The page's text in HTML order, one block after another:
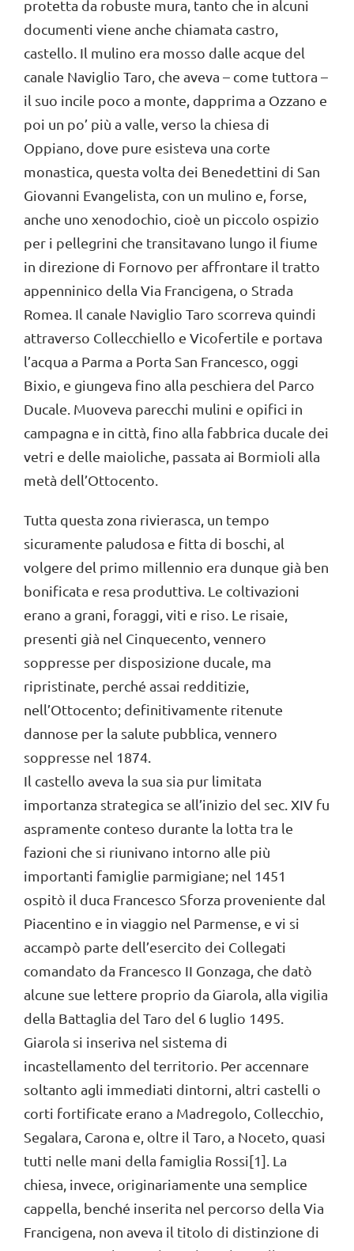
protetta da robuste mura, tanto che in alcuni
documenti viene anche chiamata castro,
castello. Il mulino era mosso dalle acque del
canale Naviglio Taro, che aveva – come tuttora –
il suo incile poco a monte, dapprima a Ozzano e
poi un po’ più a valle, verso la chiesa di
Oppiano, dove pure esisteva una corte
monastica, questa volta dei Benedettini di San
Giovanni Evangelista, con un mulino e, forse,
anche uno xenodochio, cioè un piccolo ospizio
per i pellegrini che transitavano lungo il fiume
in direzione di Fornovo per affrontare il tratto
appenninico della Via Francigena, o Strada
Romea. Il canale Naviglio Taro scorreva quindi
attraverso Collecchiello e Vicofertile e portava
l’acqua a Parma a Porta San Francesco, oggi
Bixio, e giungeva fino alla peschiera del Parco
Ducale. Muoveva parecchi mulini e opifici in
campagna e in città, fino alla fabbrica ducale dei
vetri e delle maioliche, passata ai Bormioli alla
metà dell’Ottocento.
Tutta questa zona rivierasca, un tempo
sicuramente paludosa e fitta di boschi, al
volgere del primo millennio era dunque già ben
bonificata e resa produttiva. Le coltivazioni
erano a grani, foraggi, viti e riso. Le risaie,
presenti già nel Cinquecento, vennero
soppresse per disposizione ducale, ma
ripristinate, perché assai redditizie,
nell’Ottocento; definitivamente ritenute
dannose per la salute pubblica, vennero
soppresse nel 1874.
Il castello aveva la sua sia pur limitata
importanza strategica se all’inizio del sec. XIV fu
aspramente conteso durante la lotta tra le
fazioni che si riunivano intorno alle più
importanti famiglie parmigiane; nel 1451
ospitò il duca Francesco Sforza proveniente dal
Piacentino e in viaggio nel Parmense, e vi si
accampò parte dell’esercito dei Collegati
comandato da Francesco II Gonzaga, che datò
alcune sue lettere proprio da Giarola, alla vigilia
della Battaglia del Taro del 6 luglio 1495.
Giarola si inseriva nel sistema di
incastellamento del territorio. Per accennare
soltanto agli immediati dintorni, altri castelli o
corti fortificate erano a Madregolo, Collecchio,
Segalara, Carona e, oltre il Taro, a Noceto, quasi
tutti nelle mani della famiglia Rossi[1]. La
chiesa, invece, originariamente una semplice
cappella, benché inserita nel percorso della Via
Francigena, non aveva il titolo di distinzione di